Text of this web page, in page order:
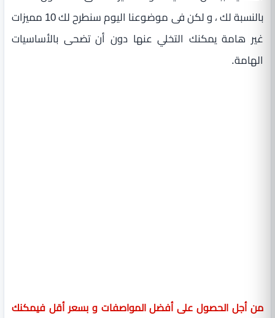
بالنسبة لك ، و لكن فى موضوعنا اليوم سنطرح لك 10 مميزات
غير هامة يمكنك التخلي عنها دون أن تضحى بالأساسيات
الهامة.
من أجل الحصول على أفضل المواصفات و بسعر أقل فيمكنك